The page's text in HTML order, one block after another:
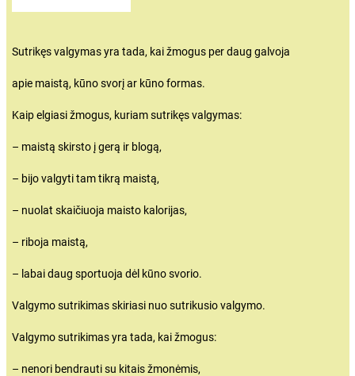
Sutrikęs valgymas yra tada, kai žmogus per daug galvoja
apie maistą, kūno svorį ar kūno formas.
Kaip elgiasi žmogus, kuriam sutrikęs valgymas:
– maistą skirsto į gerą ir blogą,
– bijo valgyti tam tikrą maistą,
– nuolat skaičiuoja maisto kalorijas,
– riboja maistą,
– labai daug sportuoja dėl kūno svorio.
Valgymo sutrikimas skiriasi nuo sutrikusio valgymo.
Valgymo sutrikimas yra tada, kai žmogus:
– nenori bendrauti su kitais žmonėmis,